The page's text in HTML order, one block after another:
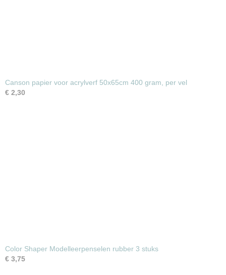
Canson papier voor acrylverf 50x65cm 400 gram, per vel
€ 2,30
Color Shaper Modelleerpenselen rubber 3 stuks
€ 3,75